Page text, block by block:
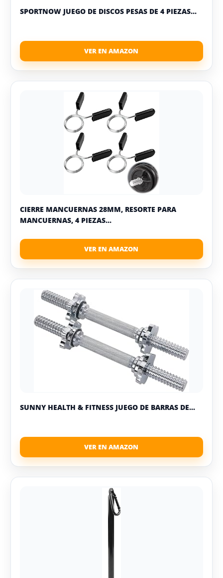
SPORTNOW JUEGO DE DISCOS PESAS DE 4 PIEZAS...
CIERRE MANCUERNAS 28MM, RESORTE PARA
MANCUERNAS, 4 PIEZAS...
SUNNY HEALTH & FITNESS JUEGO DE BARRAS DE...